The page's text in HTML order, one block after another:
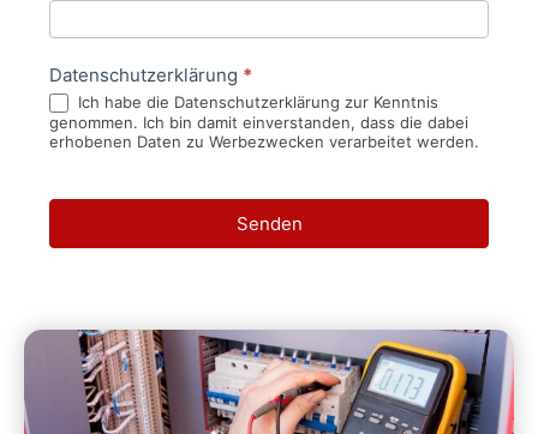
Datenschutzerklärung *
Ich habe die Datenschutzerklärung zur Kenntnis
genommen. Ich bin damit einverstanden, dass die dabei
erhobenen Daten zu Werbezwecken verarbeitet werden.
Senden